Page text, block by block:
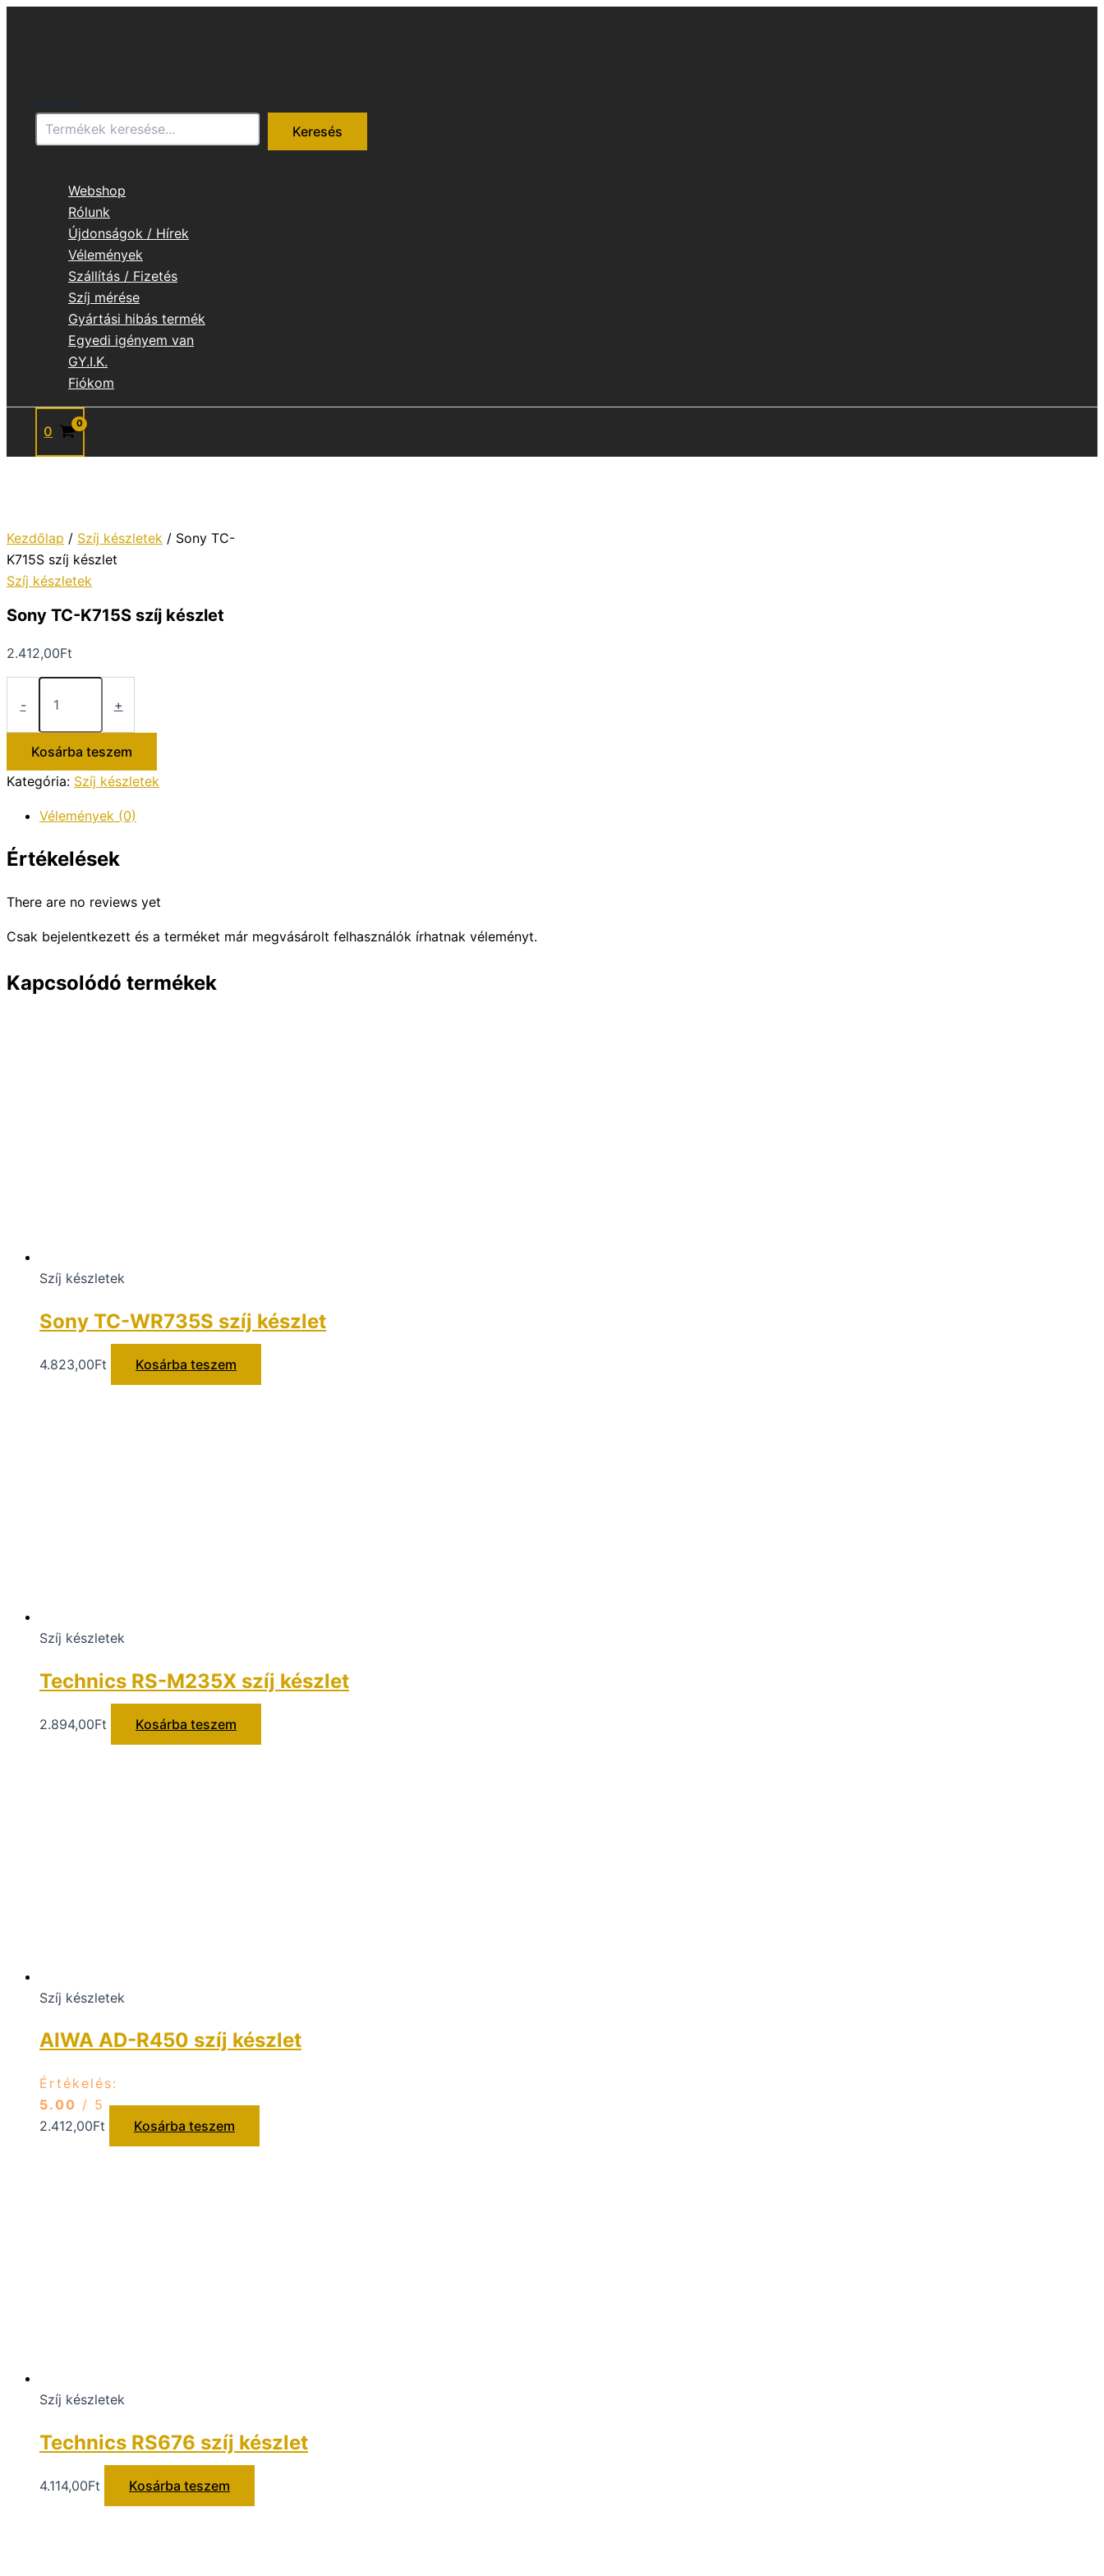
Keresés
Webshop
Rólunk
Újdonságok / Hírek
Vélemények
Szállítás / Fizetés
Szíj mérése
Gyártási hibás termék
Egyedi igényem van
GY.I.K.
Fiókom
0
Kezdőlap / Szíj készletek / Sony TC-
K715S szíj készlet
Szíj készletek
Sony TC-K715S szíj készlet
2.412,00Ft
-
szíj
készlet
+
Kosárba teszem
Kategória: Szíj készletek
Vélemények (0)
Értékelések
There are no reviews yet
Csak bejelentkezett és a terméket már megvásárolt felhasználók írhatnak véleményt.
Kapcsolódó termékek
Szíj készletek
Sony TC-WR735S szíj készlet
4.823,00Ft Kosárba teszem
Szíj készletek
Technics RS-M235X szíj készlet
2.894,00Ft Kosárba teszem
Szíj készletek
AIWA AD-R450 szíj készlet
Értékelés:
5.00 / 5
2.412,00Ft Kosárba teszem
Szíj készletek
Technics RS676 szíj készlet
4.114,00Ft Kosárba teszem